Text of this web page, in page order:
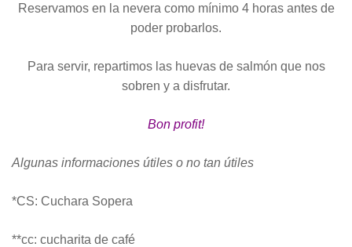
Reservamos en la nevera como mínimo 4 horas antes de
poder probarlos.
Para servir, repartimos las huevas de salmón que nos
sobren y a disfrutar.
Bon profit!
Algunas informaciones útiles o no tan útiles
*CS: Cuchara Sopera
**cc: cucharita de café